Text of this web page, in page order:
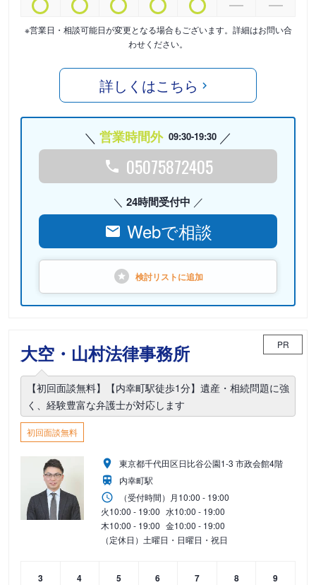
※営業日・相談可能日が変更となる場合もございます。詳細はお問い合
わせください。
詳しくはこちら
営業時間外 09:30-19:30
05075872405
24時間受付中
Webで相談
検討リストに追加
大空・山村法律事務所 PR
【初回面談無料】【内幸町駅徒歩1分】遺産・相続問題に強
く、経験豊富な弁護士が対応します
初回面談無料
東京都千代田区日比谷公園1-3 市政会館4階
内幸町駅
（受付時間） 月10:00 - 19:00
火10:00 - 19:00 水10:00 - 19:00
木10:00 - 19:00 金10:00 - 19:00
（定休日）土曜日・日曜日・祝日
3
4
5
6
7
8
9